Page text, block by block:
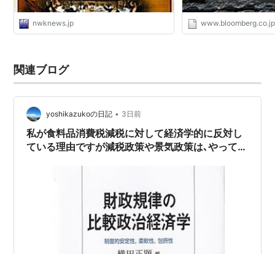
nwknews.jp www.bloomberg.co.jp
関連ブログ
yoshikazukoの日記 • 3日前
私が食料品消費税減税に対して経済学的に反対し
ている理由ですが減税政策や景気政策は､やって見